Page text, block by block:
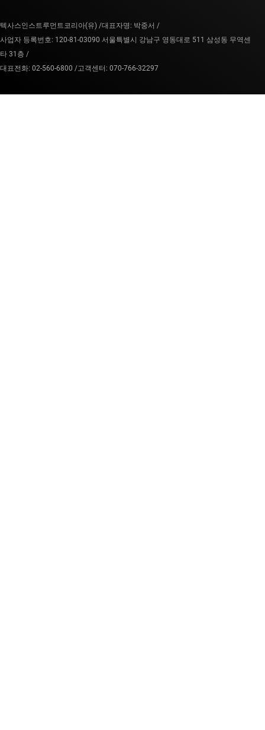
텍사스인스트루먼트코리아(유) /대표자명: 박중서 /
사업자 등록번호: 120-81-03090 서울특별시 강남구 영동대로 511 삼성동 무역센
타 31층 /
대표전화: 02-560-6800 /고객센터: 070-766-32297